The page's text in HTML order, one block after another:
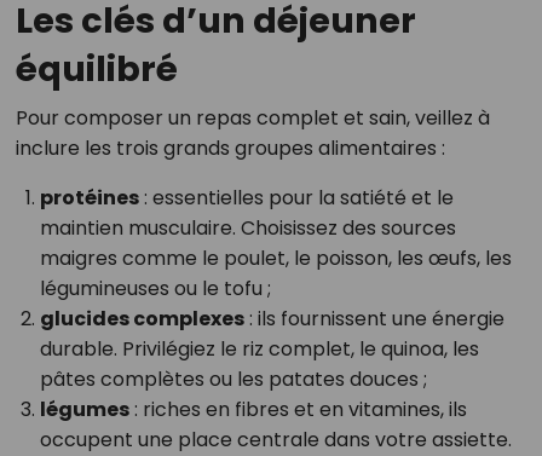
Les clés d’un déjeuner
équilibré
Pour composer un repas complet et sain, veillez à
inclure les trois grands groupes alimentaires :
protéines: essentielles pour la satiété et le
maintien musculaire. Choisissez des sources
maigres comme le poulet, le poisson, les œufs, les
légumineuses ou le tofu ;
glucides complexes: ils fournissent une énergie
durable. Privilégiez le riz complet, le quinoa, les
pâtes complètes ou les patates douces ;
légumes: riches en fibres et en vitamines, ils
occupent une place centrale dans votre assiette.